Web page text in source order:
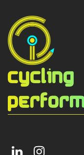
Cycling